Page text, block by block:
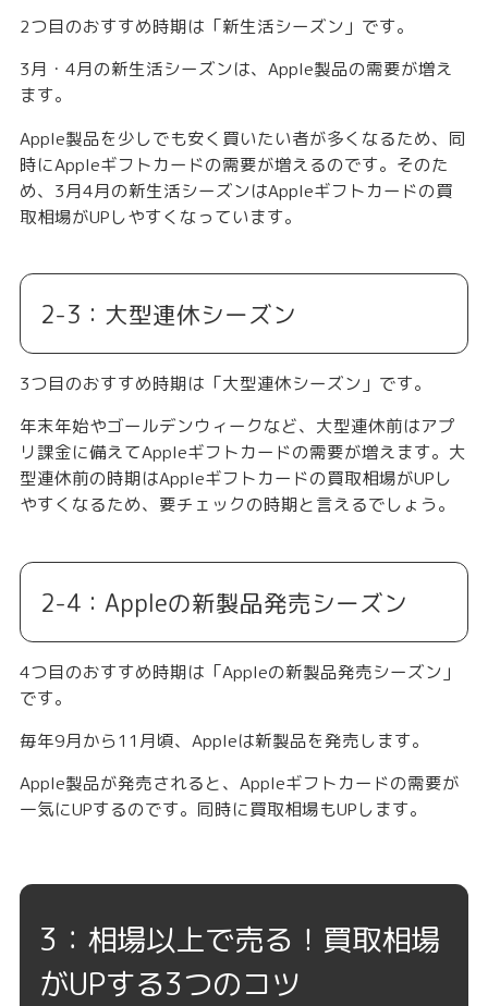
2つ目のおすすめ時期は「新生活シーズン 」です。
3月・4月の新生活シーズンは、Apple製品の需要が増え
ます。
Apple製品を少しでも安く買いたい者が多くなるため、 同
時にAppleギフトカードの需要が増えるのです。そのた
め、3月4月の新生活シーズンはAppleギフトカードの買
取相場がUPしやすくなっています。
2-3：大型連休シーズン
3つ目のおすすめ時期は「大型連休シーズン 」です。
年末年始やゴールデンウィークなど、大型連休前はアプ
リ課金に備えてAppleギフトカードの需要が増えます。大
型連休前の時期はAppleギフトカードの買取相場がUPし
やすくなるため、要チェックの時期と言えるでしょう。
2-4：Appleの新製品発売シーズン
4つ目のおすすめ時期は「Appleの新製品発売シーズン 」
です。
毎年9月から11月頃、Appleは新製品を発売します。
Apple製品が発売されると、Appleギフトカードの需要が
一気にUPするのです。同時に買取相場もUPします。
3：相場以上で売る！買取相場
がUPする3つのコツ